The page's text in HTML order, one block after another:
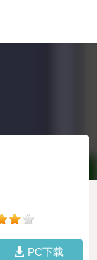
PC下载